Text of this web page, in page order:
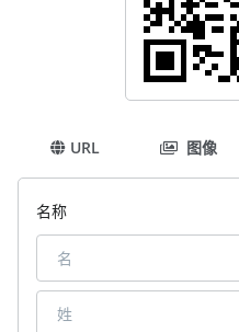
URL 图像
名称